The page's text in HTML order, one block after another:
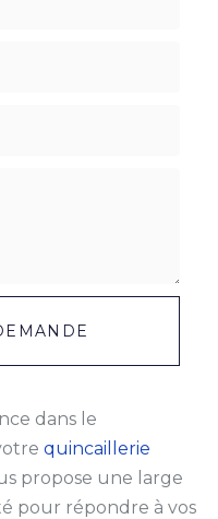
dans le
quincaillerie
propose une large
pour répondre à vos